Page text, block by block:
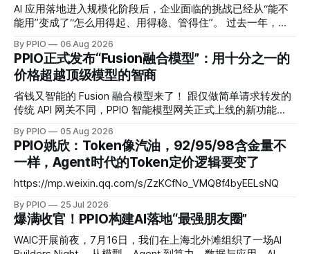
AI 应用落地进入规模化阶段后，企业面临的挑战已经从“能不
能用”变成了“怎么用得起、用得稳、管得住”。 过去一年，模
的 AI 预算问题消失。主流可用的模型从三五个变成了十几
个，每家厂商定价体系不同，缓存机制不同，并发限制也不
同。多模型混用的企业团队，往往需要维护多个账户、多套账
单，遇到某个模型价格调整或服务波动时处理起来相当被动。
而现在，PPIO 发布的企业 Token Plan，正是要解决这些问
Token Plan 是一套标准化的预付费折扣产品，核心机制是“融
合 Token”：以 DeepSeek V4 Flash 输入 Token 为基准单位
（
By PPIO 06 Aug 2026
PPIO正式发布“Fusion融合模型”：用十分之一的
价格超越顶级模型的智商
省钱又智能的 Fusion 融合模型来了！ 跟仅做简单请求转发的
传统 API 网关不同，PPIO 智能模型网关正式上线的新功能
关会将复杂任务同时分发给多个各有所长的“专家模型”并行作
答，再通过思考编排与交叉验证，由主模型融合生成最终答
案。 Fusion 模型以智能优先、兼顾性价比：通过工程化的融
合手段，把回答质量稳定在头部旗舰模型梯队，同时把成本控
开源模型融合后的评分超越了 Claude Fable 5，而成本仅为后
者的十分之一。 Fusion 融合模型证明，智能的提升不再只发
生在参数层，它也可以发生在调用层。 为什么 Agent 时代不
能只依赖一个模型？ 2026 年，大模型市场进入密集迭代期。
By PPIO 05 Aug 2026
PPIO姚欣：Token像汽油，92/95/98含金量不
一样，Agent时代的Token定价逻辑要变了
https://mp.weixin.qq.com/s/ZzKCfNo_VMQ8f4byEELsNQ
By PPIO 25 Jul 2026
爆满收官！PPIO构建AI落地“最强朋友圈”
WAIC开展前夜，7月16日，我们在上海北外滩组织了一场AI